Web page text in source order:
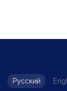
Русский